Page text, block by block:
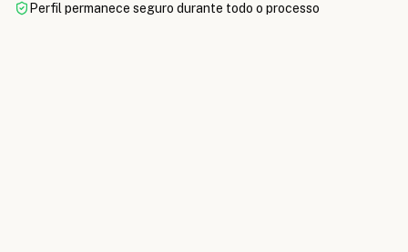
Perfil permanece seguro durante todo o processo